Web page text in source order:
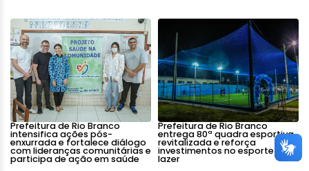
Prefeitura de Rio Branco
intensifica ações pós-
enxurrada e fortalece diálogo
com lideranças comunitárias e
participa de ação em saúde
Prefeitura de Rio Branco
entrega 80ª quadra esportiva
revitalizada e reforça
investimentos no esporte e
lazer